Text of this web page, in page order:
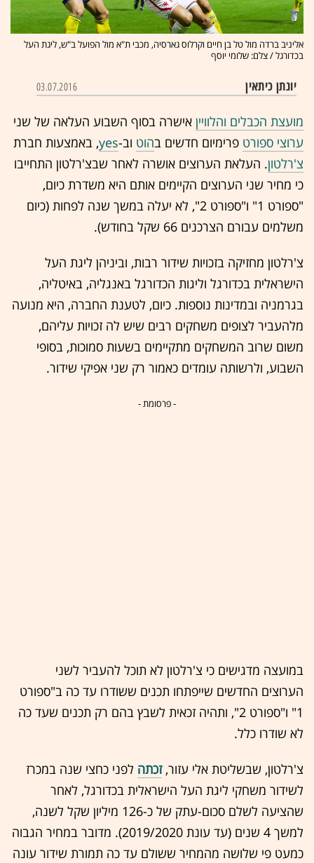
אליניב ברדה מול טל בן חיים וקרלוס גארסיה, מכבי ת"א מול הפועל ב"ש, ליגת העל
בכדורגל / צלם: שלומי יוסף
יונתן כיתאין 03.07.2016
מועצת הכבלים והלוויין אישרה בסוף השבוע העלאה של שני
ערוצי ספורט פרימיום חדשים בהוט וב-yes, באמצעות חברת
צ'רלטון. העלאת הערוצים אושרה לאחר שבצ'רלטון התחייבו
כי מחיר שני הערוצים הקיימים אותם היא משדרת כיום,
"ספורט 1" ו"ספורט 2", לא יעלה במשך שנה לפחות (כיום
משלמים עבורם הצרכנים 66 שקל בחודש).
צ'רלטון מחזיקה בזכויות שידור רבות, וביניהן ליגת העל
הישראלית בכדורגל וליגות הכדורגל באנגליה, באיטליה,
בגרמניה ובמדינות נוספות. כיום, לטענת החברה, היא מנועה
מלהעביר לצופים משחקים רבים שיש לה זכויות עליהם,
משום שרוב המשחקים מתקיימים בשעות סמוכות, בסופי
השבוע, ולרשותה עומדים כאמור רק שני אפיקי שידור.
- פרסומת -
במועצה מדגישים כי צ'רלטון לא תוכל להעביר לשני
הערוצים החדשים שייפתחו תכנים ששודרו עד כה ב"ספורט
1" ו"ספורט 2", ותהיה זכאית לשבץ בהם רק תכנים שעד כה
לא שודרו כלל.
צ'רלטון, שבשליטת אלי עזור,זכתה לפני כחצי שנה במכרז
לשידור משחקי ליגת העל הישראלית בכדורגל, לאחר
שהציעה לשלם סכום-עתק של כ-126 מיליון שקל לשנה,
למשך 4 שנים (עד עונת 2019/2020). מדובר במחיר הגבוה
כמעט פי שלושה מהמחיר ששולם עד כה תמורת שידור עונה